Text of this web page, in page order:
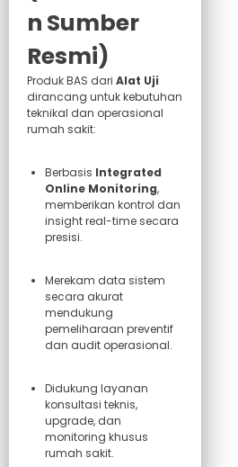
n Sumber
Resmi)
Produk BAS dari Alat Uji
dirancang untuk kebutuhan
teknikal dan operasional
rumah sakit:
Berbasis Integrated
Online Monitoring,
memberikan kontrol dan
insight real-time secara
presisi.
Merekam data sistem
secara akurat
mendukung
pemeliharaan preventif
dan audit operasional.
Didukung layanan
konsultasi teknis,
upgrade, dan
monitoring khusus
rumah sakit.